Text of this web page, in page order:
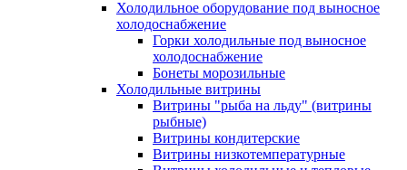
Холодильное оборудование под выносное
холодоснабжение
Горки холодильные под выносное
холодоснабжение
Бонеты морозильные
Холодильные витрины
Витрины "рыба на льду" (витрины
рыбные)
Витрины кондитерские
Витрины низкотемпературные